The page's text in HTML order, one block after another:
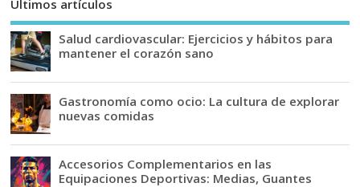
Últimos artículos
Salud cardiovascular: Ejercicios y hábitos para
mantener el corazón sano
Gastronomía como ocio: La cultura de explorar
nuevas comidas
Accesorios Complementarios en las
Equipaciones Deportivas: Medias, Guantes